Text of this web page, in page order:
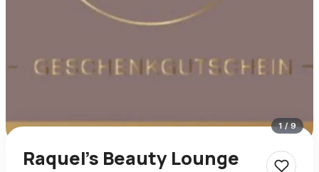
1/9
Raquel’s Beauty Lounge